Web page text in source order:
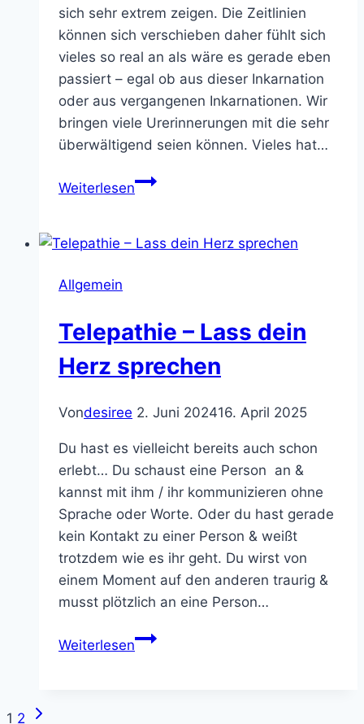
sich sehr extrem zeigen. Die Zeitlinien
können sich verschieben daher fühlt sich
vieles so real an als wäre es gerade eben
passiert – egal ob aus dieser Inkarnation
oder aus vergangenen Inkarnationen. Wir
bringen viele Urerinnerungen mit die sehr
überwältigend seien können. Vieles hat…
WeiterlesenKarmisches
Allgemein
Telepathie – Lass dein
Herz sprechen
Vondesiree 2. Juni 202416. April 2025
Du hast es vielleicht bereits auch schon
erlebt… Du schaust eine Person an &
kannst mit ihm / ihr kommunizieren ohne
Sprache oder Worte. Oder du hast gerade
kein Kontakt zu einer Person & weißt
trotzdem wie es ihr geht. Du wirst von
einem Moment auf den anderen traurig &
musst plötzlich an eine Person…
WeiterlesenTelepathie
1 2
Nächste